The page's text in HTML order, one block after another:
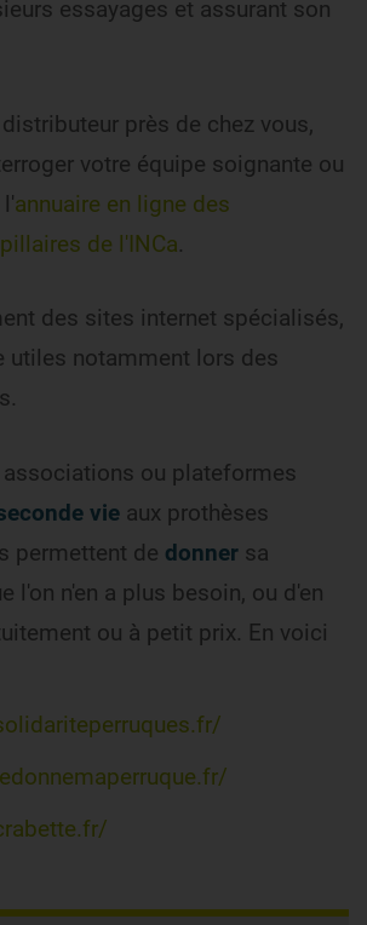
essayages et assurant son
près de chez vous,
votre équipe soignante ou
annuaire en ligne des
de l'INCa.
des sites internet spécialisés,
utiles notamment lors des
associations ou plateformes
vie aux prothèses
permettent de donner sa
l'on n'en a plus besoin, ou d'en
ou à petit prix. En voici